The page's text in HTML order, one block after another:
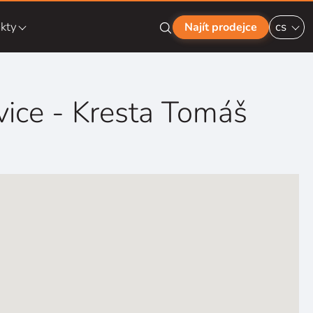
Najít prodejce cs
- Kresta Tomáš